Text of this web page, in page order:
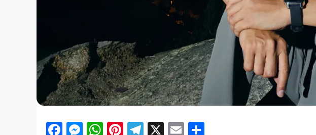
Facebook
Messenger
WhatsApp
Pinterest
Telegram
X Email